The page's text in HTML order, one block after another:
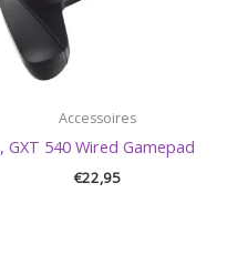
Accessoires
, GXT 540 Wired Gamepad
€22,95